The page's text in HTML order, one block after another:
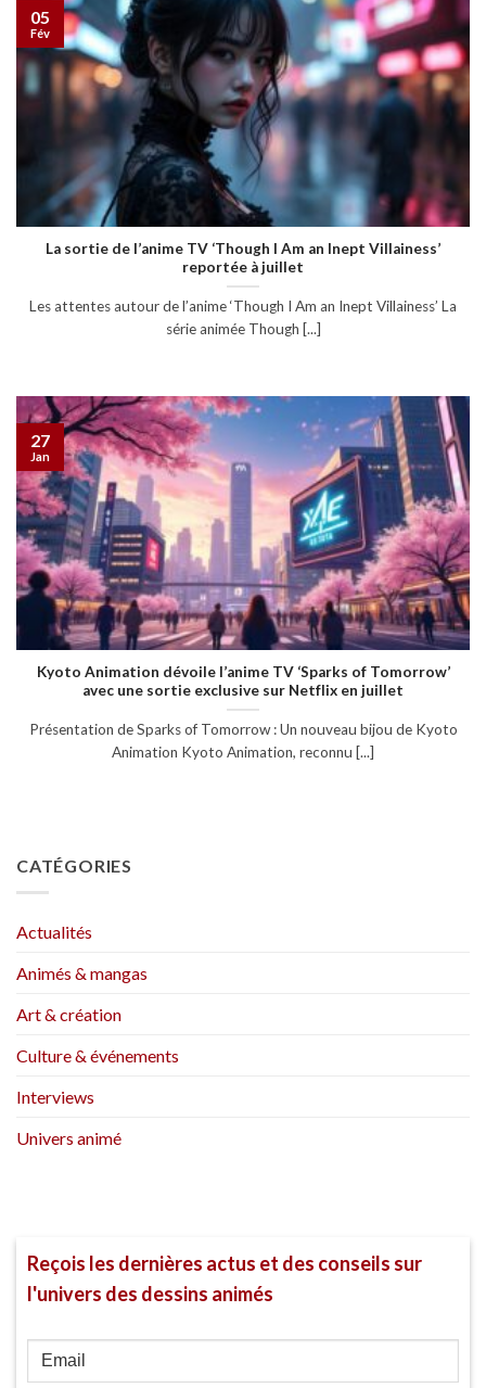
La sortie de l’anime TV ‘Though I Am an Inept Villainess’
reportée à juillet
Les attentes autour de l’anime ‘Though I Am an Inept Villainess’ La
série animée Though [...]
05
Fév
Kyoto Animation dévoile l’anime TV ‘Sparks of Tomorrow’
avec une sortie exclusive sur Netflix en juillet
Présentation de Sparks of Tomorrow : Un nouveau bijou de Kyoto
Animation Kyoto Animation, reconnu [...]
27
Jan
CATÉGORIES
Actualités
Animés & mangas
Art & création
Culture & événements
Interviews
Univers animé
Reçois les dernières actus et des conseils sur
l'univers des dessins animés